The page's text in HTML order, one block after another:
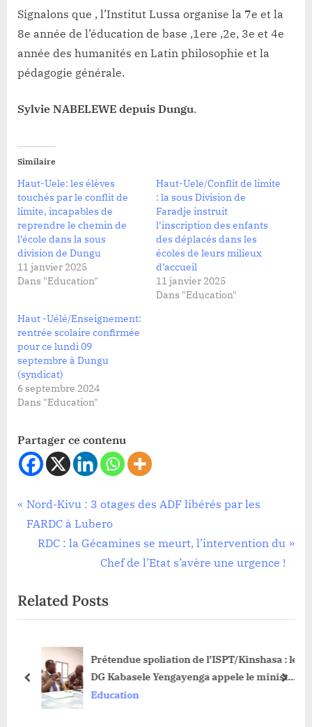
Signalons que , l’Institut Lussa organise la 7e et la
8e année de l’éducation de base ,1ere ,2e, 3e et 4e
année des humanités en Latin philosophie et la
pédagogie générale.
Sylvie NABELEWE depuis Dungu.
Similaire
Haut-Uele: les élèves
touchés par le conflit de
limite, incapables de
reprendre le chemin de
l’école dans la sous
division de Dungu
11 janvier 2025
Dans "Education"
Haut-Uele/Conflit de limite
: la sous Division de
Faradje instruit
l’inscription des enfants
des déplacés dans les
écoles de leurs milieux
d’accueil
11 janvier 2025
Dans "Education"
Haut -Uélé/Enseignement:
rentrée scolaire confirmée
pour ce lundi 09
septembre à Dungu
(syndicat)
6 septembre 2024
Dans "Education"
Partager ce contenu
Education
Navigation
de
P
r
o
u
o
Nord-Kivu : 3 otages des ADF libérés par les
FARDC à Lubero
N
t
P
t
RDC : la Gécamines se meurt, l’intervention du
Chef de l’Etat s’avère une urgence !
Related Posts
Prétendue spoliation de l’ISPT/Kinshasa : le
DG Kabasele Yengayenga appele le ministre
Tonny Mwaba de ne pas franchir la ligne
Education
prev next